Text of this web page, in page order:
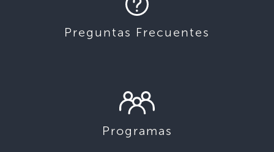
Preguntas Frecuentes
Programas